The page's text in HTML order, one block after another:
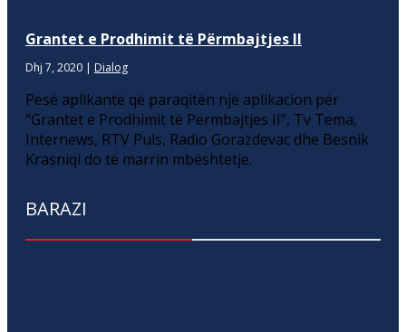
Grantet e Prodhimit të Përmbajtjes II
Dhj 7, 2020 | Dialog
Pesë aplikantë që paraqitën një aplikacion për
“Grantet e Prodhimit të Përmbajtjes II”, Tv Tema,
Internews, RTV Puls, Radio Gorazdevac dhe Besnik
Krasniqi do të marrin mbështetje.
BARAZI